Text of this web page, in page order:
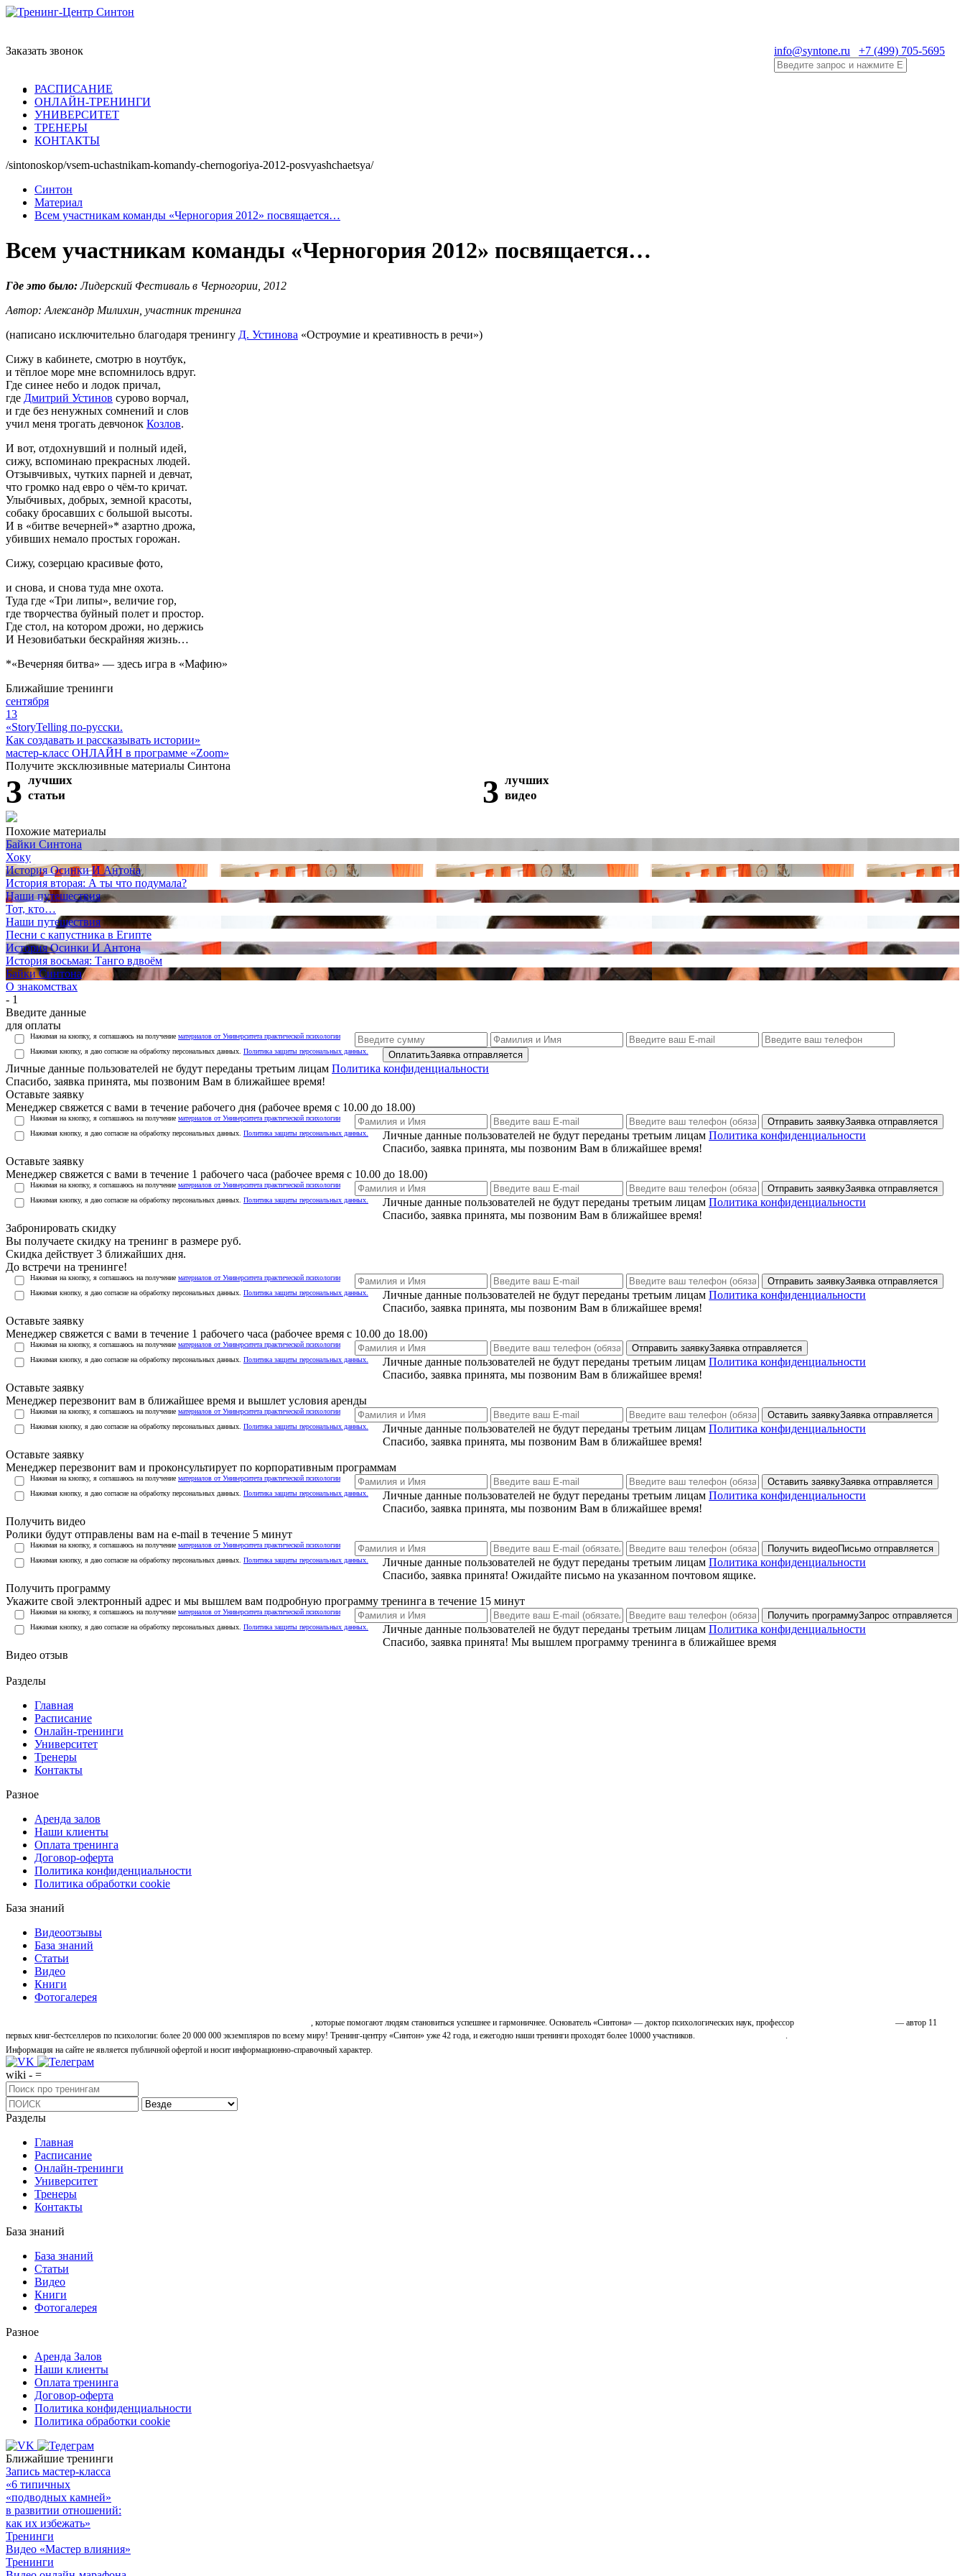
info@syntone.ru +7 (499) 705-5695
Заказать звонок
РАСПИСАНИЕ
ОНЛАЙН-ТРЕНИНГИ
УНИВЕРСИТЕТ
ТРЕНЕРЫ
КОНТАКТЫ
/sintonoskop/vsem-uchastnikam-komandy-chernogoriya-2012-posvyashchaetsya/
Синтон
Материал
Всем участникам команды «Черногория 2012» посвящается…
Всем участникам команды «Черногория 2012» посвящается…
Где это было:Лидерский Фестиваль в Черногории, 2012
Автор: Александр Милихин, участник тренинга
(написано исключительно благодаря тренингу Д. Устинова «Остроумие и креативность в речи»)
Сижу в кабинете, смотрю в ноутбук,
и тёплое море мне вспомнилось вдруг.
Где синее небо и лодок причал,
где Дмитрий Устинов сурово ворчал,
и где без ненужных сомнений и слов
учил меня трогать девчонок Козлов.
И вот, отдохнувший и полный идей,
сижу, вспоминаю прекрасных людей.
Отзывчивых, чутких парней и девчат,
что громко над евро о чём-то кричат.
Улыбчивых, добрых, земной красоты,
собаку бросавших с большой высоты.
И в «битве вечерней»* азартно дрожа,
убивших немало простых горожан.
Сижу, созерцаю красивые фото,
и снова, и снова туда мне охота.
Туда где «Три липы», величие гор,
где творчества буйный полет и простор.
Где стол, на котором дрожи, но держись
И Незовибатьки бескрайняя жизнь…
*«Вечерняя битва» — здесь игра в «Мафию»
Ближайшие тренинги
сентября
13
«StoryTelling по-русски.
Как создавать и рассказывать истории»
мастер-класс ОНЛАЙН в программе «Zoom»
Получите эксклюзивные материалы Синтона
3 лучших
статьи
3 лучших
видео
Похожие материалы
Байки Синтона
Хоку
История Осинки И Антона
История вторая: А ты что подумала?
Наши путешествия
Тот, кто…
Наши путешествия
Песни с капустника в Египте
История Осинки И Антона
История восьмая: Танго вдвоём
Байки Синтона
О знакомствах
- 1
Введите данные
для оплаты
Нажимая на кнопку, я соглашаюсь на получение материалов от Университета практической психологии
Нажимая кнопку, я даю согласие на обработку персональных данных. Политика защиты персональных данных. ОплатитьЗаявка отправляется
Личные данные пользователей не будут переданы третьим лицам Политика конфиденциальности
Спасибо, заявка принята, мы позвоним Вам в ближайшее время!
Оставьте заявку
Менеджер свяжется с вами в течение рабочего дня (рабочее время с 10.00 до 18.00)
Нажимая на кнопку, я соглашаюсь на получение материалов от Университета практической психологии
Нажимая кнопку, я даю согласие на обработку персональных данных. Политика защиты персональных данных.
Отправить заявкуЗаявка отправляется
Личные данные пользователей не будут переданы третьим лицам Политика конфиденциальности
Спасибо, заявка принята, мы позвоним Вам в ближайшее время!
Оставьте заявку
Менеджер свяжется с вами в течение 1 рабочего часа (рабочее время с 10.00 до 18.00)
Нажимая на кнопку, я соглашаюсь на получение материалов от Университета практической психологии
Нажимая кнопку, я даю согласие на обработку персональных данных. Политика защиты персональных данных.
Отправить заявкуЗаявка отправляется
Личные данные пользователей не будут переданы третьим лицам Политика конфиденциальности
Спасибо, заявка принята, мы позвоним Вам в ближайшее время!
Забронировать скидку
Вы получаете скидку на тренинг в размере руб.
Скидка действует 3 ближайших дня.
До встречи на тренинге!
Нажимая на кнопку, я соглашаюсь на получение материалов от Университета практической психологии
Нажимая кнопку, я даю согласие на обработку персональных данных. Политика защиты персональных данных.
Отправить заявкуЗаявка отправляется
Личные данные пользователей не будут переданы третьим лицам Политика конфиденциальности
Спасибо, заявка принята, мы позвоним Вам в ближайшее время!
Оставьте заявку
Менеджер свяжется с вами в течение 1 рабочего часа (рабочее время с 10.00 до 18.00)
Нажимая на кнопку, я соглашаюсь на получение материалов от Университета практической психологии
Нажимая кнопку, я даю согласие на обработку персональных данных. Политика защиты персональных данных.
Отправить заявкуЗаявка отправляется
Личные данные пользователей не будут переданы третьим лицам Политика конфиденциальности
Спасибо, заявка принята, мы позвоним Вам в ближайшее время!
Оставьте заявку
Менеджер перезвонит вам в ближайшее время и вышлет условия аренды
Нажимая на кнопку, я соглашаюсь на получение материалов от Университета практической психологии
Нажимая кнопку, я даю согласие на обработку персональных данных. Политика защиты персональных данных.
Оставить заявкуЗаявка отправляется
Личные данные пользователей не будут переданы третьим лицам Политика конфиденциальности
Спасибо, заявка принята, мы позвоним Вам в ближайшее время!
Оставьте заявку
Менеджер перезвонит вам и проконсультирует по корпоративным программам
Нажимая на кнопку, я соглашаюсь на получение материалов от Университета практической психологии
Нажимая кнопку, я даю согласие на обработку персональных данных. Политика защиты персональных данных.
Оставить заявкуЗаявка отправляется
Личные данные пользователей не будут переданы третьим лицам Политика конфиденциальности
Спасибо, заявка принята, мы позвоним Вам в ближайшее время!
Получить видео
Ролики будут отправлены вам на e-mail в течение 5 минут
Нажимая на кнопку, я соглашаюсь на получение материалов от Университета практической психологии
Нажимая кнопку, я даю согласие на обработку персональных данных. Политика защиты персональных данных.
Получить видеоПисьмо отправляется
Личные данные пользователей не будут переданы третьим лицам Политика конфиденциальности
Спасибо, заявка принята! Ожидайте письмо на указанном почтовом ящике.
Получить программу
Укажите свой электронный адрес и мы вышлем вам подробную программу тренинга в течение 15 минут
Нажимая на кнопку, я соглашаюсь на получение материалов от Университета практической психологии
Нажимая кнопку, я даю согласие на обработку персональных данных. Политика защиты персональных данных.
Получить программуЗапрос отправляется
Личные данные пользователей не будут переданы третьим лицам Политика конфиденциальности
Спасибо, заявка принята! Мы вышлем программу тренинга в ближайшее время
Видео отзыв
Разделы
Главная
Расписание
Онлайн-тренинги
Университет
Тренеры
Контакты
Разное
Аренда залов
Наши клиенты
Оплата тренинга
Договор-оферта
Политика конфиденциальности
Политика обработки cookie
База знаний
Видеоотзывы
База знаний
Статьи
Видео
Книги
Фотогалерея
, которые помогают людям становиться успешнее и гармоничнее. Основатель «Синтона» — доктор психологических наук, профессор
— автор 11
первых книг-бестселлеров по психологии: более 20 000 000 экземпляров по всему миру! Тренинг-центру «Синтон» уже 42 года, и ежегодно наши тренинги проходят более 10000 участников.
.
Информация на сайте не является публичной офертой и носит информационно-справочный характер.
wiki - =
Разделы
Главная
Расписание
Онлайн-тренинги
Университет
Тренеры
Контакты
База знаний
База знаний
Статьи
Видео
Книги
Фотогалерея
Разное
Аренда Залов
Наши клиенты
Оплата тренинга
Договор-оферта
Политика конфиденциальности
Политика обработки cookie
Ближайшие тренинги
Запись мастер-класса
«6 типичных
«подводных камней»
в развитии отношений:
как их избежать»
Тренинги
Видео «Мастер влияния»
Тренинги